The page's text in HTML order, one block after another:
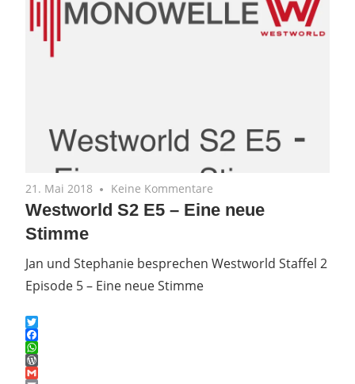
21. Mai 2018 Keine Kommentare
Westworld S2 E5 – Eine neue
Stimme
Jan und Stephanie besprechen Westworld Staffel 2
Episode 5 – Eine neue Stimme
Twitter
Facebook
WhatsApp
WordPress